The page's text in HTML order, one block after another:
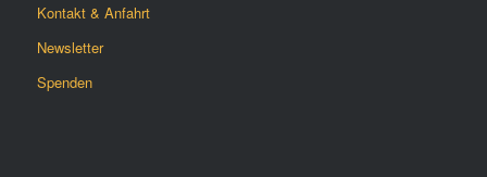
Kontakt & Anfahrt
Newsletter
Spenden